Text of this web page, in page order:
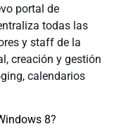
portal de
todas las
y staff de la
creación y gestión
calendarios
8?